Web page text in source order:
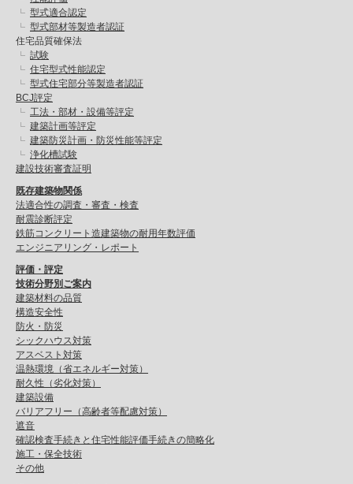
型式適合認定
型式部材等製造者認証
住宅品質確保法
試験
住宅型式性能認定
型式住宅部分等製造者認証
BCJ評定
工法・部材・設備等評定
建築計画等評定
建築防災計画・防災性能等評定
浄化槽試験
建設技術審査証明
既存建築物関係
法適合性の調査・審査・検査
耐震診断評定
鉄筋コンクリート造建築物の耐用年数評価
エンジニアリング・レポート
評価・評定
技術分野別ご案内
建築材料の品質
構造安全性
防火・防災
シックハウス対策
アスベスト対策
温熱環境（省エネルギー対策）
耐久性（劣化対策）
建築設備
バリアフリー（高齢者等配慮対策）
遮音
確認検査手続きと住宅性能評価手続きの簡略化
施工・保全技術
その他